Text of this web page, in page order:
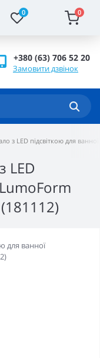
0 0
+380 (63) 706 52 20
Замовити дзвінок
з LED підсвіткою для
LED